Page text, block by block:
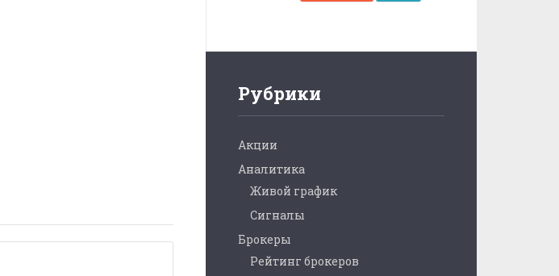
Рубрики
Акции
Аналитика
Живой график
Сигналы
Брокеры
Рейтинг брокеров